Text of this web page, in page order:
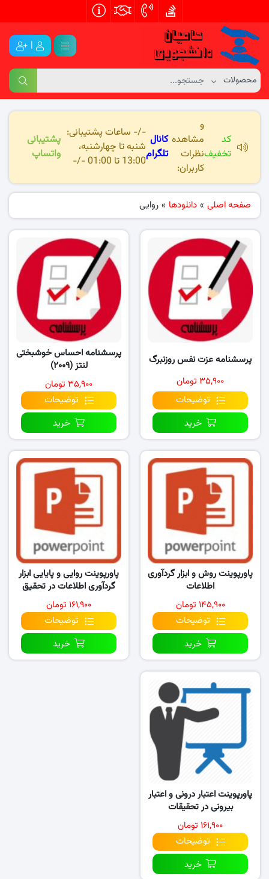
|
کد
تخفیف
و
مشاهده
نظرات
کاربران:
کانال
تلگرام
-/- ساعات پشتیبانی:
شنبه تا چهارشنبه،
13:00 تا 01:00 -/-
پشتیبانی
واتساپ
صفحه اصلی » دانلودها » روایی
پرسشنامه عزت نفس روزنبرگ
۳۵,۹۰۰ تومان
توضیحات
خرید
پرسشنامه احساس خوشبختی
لنتز (۲۰۰۹)
۳۵,۹۰۰ تومان
توضیحات
خرید
پاورپوینت روش و ابزار گردآوری
اطلاعات
۱۴۵,۹۰۰ تومان
توضیحات
خرید
پاورپوینت روایی و پایایی ابزار
گردآوری اطلاعات در تحقیق
۱۶۱,۹۰۰ تومان
توضیحات
خرید
پاورپوینت اعتبار درونی و اعتبار
بیرونی در تحقیقات
۱۶۱,۹۰۰ تومان
توضیحات
خرید